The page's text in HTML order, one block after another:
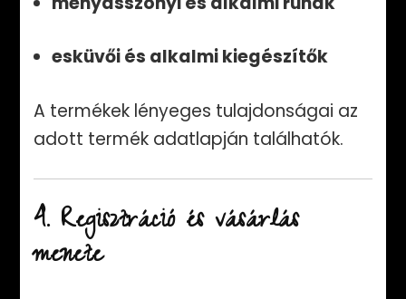
esküvői és alkalmi kiegészítők
A termékek lényeges tulajdonságai az
adott termék adatlapján találhatók.
4. Regisztráció és vásárlás
menete